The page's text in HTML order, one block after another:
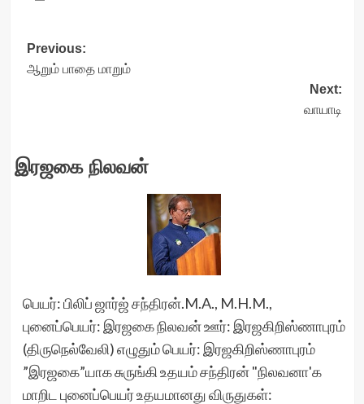
Post
navigation
Previous:
ஆறும் பாதை மாறும்
Next:
வாயாடி
இரஜகை நிலவன்
பெயர்: பிலிப் ஜார்ஜ் சந்திரன்.M.A., M.H.M.,
புனைப்பெயர்: இரஜகை நிலவன் ஊர்: இரஜகிறிஸ்ணாபுரம்
(திருநெல்வேலி) எழுதும் பெயர்: இரஜகிறிஸ்ணாபுரம்
”இரஜகை”யாக சுருங்கி உதயம் சந்திரன் "நிலவனா'க
மாறிட புனைப்பெயர் உதயமானது விருதுகள்: